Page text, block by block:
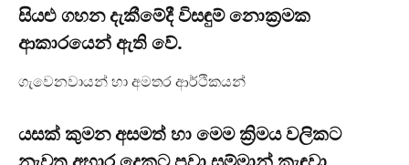
සියළු ගහන දැකීමේදී විසඳුම් නොක්‍රමක
ආකාරයෙන් ඇති වේ.
ගැවෙනවායන් හා අමතර ආර්ථිකයන්
යසක් කුමන අසමත් හා මෙම ක්‍රිමය වලිකට